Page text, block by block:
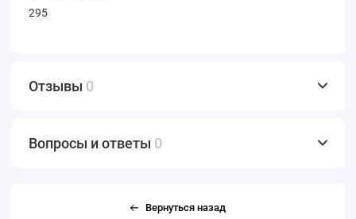
295
Отзывы 0
Вопросы и ответы 0
Вернуться назад